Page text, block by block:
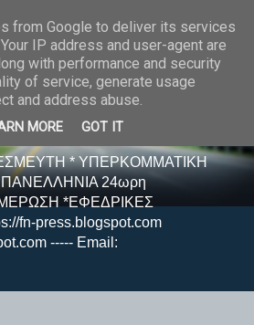
E S S -
* ΥΠΕΡΚΟΜΜΑΤΙΚΗ
24ωρη
*ΕΦΕΔΡΙΚΕΣ
fn-press.blogspot.com
----- Email:
from Google to deliver its services
IP address and user-agent are
with performance and security
of service, generate usage
and address abuse.
MORE GOT IT